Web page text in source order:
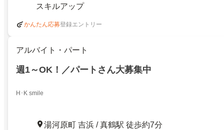
スキルアップ
かんたん応募登録エントリー
アルバイト・パート
週1～OK！／パートさん大募集中
H･K smile
湯河原町 吉浜 / 真鶴駅 徒歩約7分